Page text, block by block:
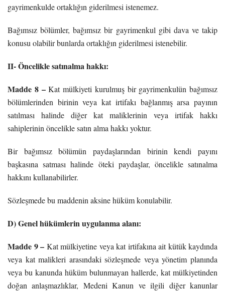
gayrimenkulde ortaklığın giderilmesi istenemez.
Bağımsız bölümler, bağımsız bir gayrimenkul gibi dava ve takip
konusu olabilir bunlarda ortaklığın giderilmesi istenebilir.
II- Öncelikle satınalma hakkı:
Madde 8 –Kat mülkiyeti kurulmuş bir gayrimenkulün bağımsız
bölümlerinden birinin veya kat irtifakı bağlanmış arsa payının
satılması halinde diğer kat maliklerinin veya irtifak hakkı
sahiplerinin öncelikle satın alma hakkı yoktur.
Bir bağımsız bölümün paydaşlarından birinin kendi payını
başkasına satması halinde öteki paydaşlar, öncelikle satınalma
hakkını kullanabilirler.
Sözleşmede bu maddenin aksine hüküm konulabilir.
D) Genel hükümlerin uygulanma alanı:
Madde 9 – Kat mülkiyetine veya kat irtifakına ait kütük kaydında
veya kat malikleri arasındaki sözleşmede veya yönetim planında
veya bu kanunda hüküm bulunmayan hallerde, kat mülkiyetinden
doğan anlaşmazlıklar, Medeni Kanun ve ilgili diğer kanunlar